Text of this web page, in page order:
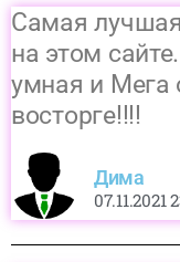
Самая
на этом
умная и Мега
восторге!!!!
Дима
07.11.2021